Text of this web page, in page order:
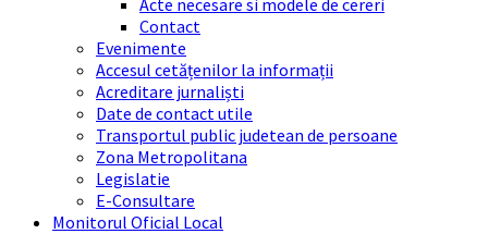
Acte necesare si modele de cereri
Contact
Evenimente
Accesul cetățenilor la informații
Acreditare jurnaliști
Date de contact utile
Transportul public judetean de persoane
Zona Metropolitana
Legislatie
E-Consultare
Monitorul Oficial Local